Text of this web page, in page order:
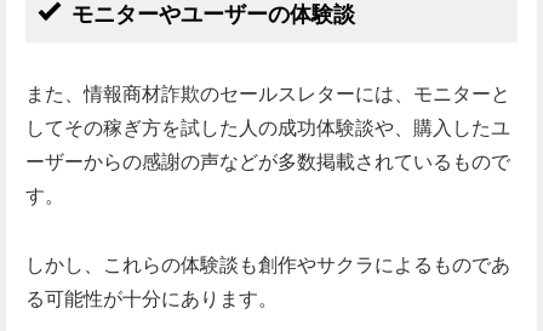
モニターやユーザーの体験談
また、情報商材詐欺のセールスレターには、モニターと
してその稼ぎ方を試した人の成功体験談や、購入したユ
ーザーからの感謝の声などが多数掲載されているもので
す。
しかし、これらの体験談も創作やサクラによるものであ
る可能性が十分にあります。